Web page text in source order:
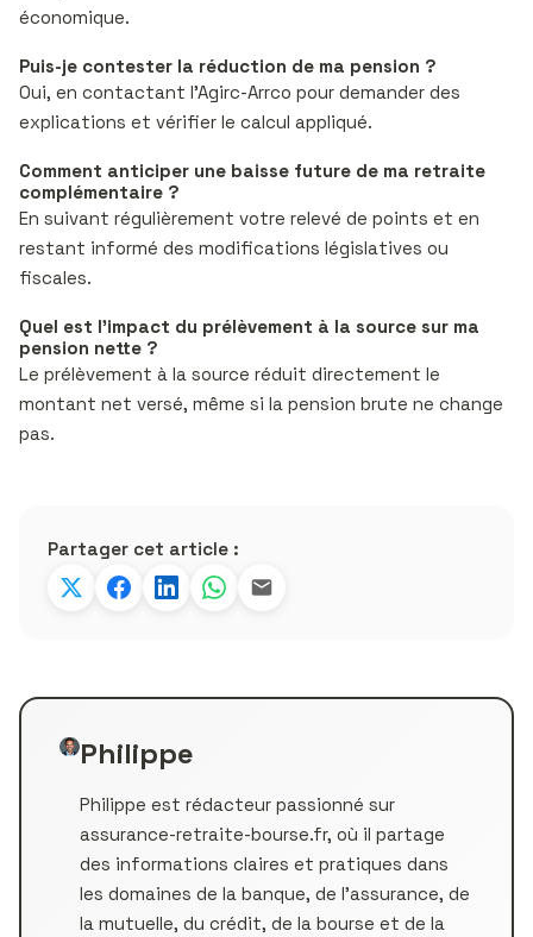
économique.
Puis-je contester la réduction de ma pension ?
Oui, en contactant l’Agirc-Arrco pour demander des
explications et vérifier le calcul appliqué.
Comment anticiper une baisse future de ma retraite
complémentaire ?
En suivant régulièrement votre relevé de points et en
restant informé des modifications législatives ou
fiscales.
Quel est l’impact du prélèvement à la source sur ma
pension nette ?
Le prélèvement à la source réduit directement le
montant net versé, même si la pension brute ne change
pas.
Partager cet article :
Philippe
Philippe est rédacteur passionné sur
assurance-retraite-bourse.fr, où il partage
des informations claires et pratiques dans
les domaines de la banque, de l’assurance, de
la mutuelle, du crédit, de la bourse et de la